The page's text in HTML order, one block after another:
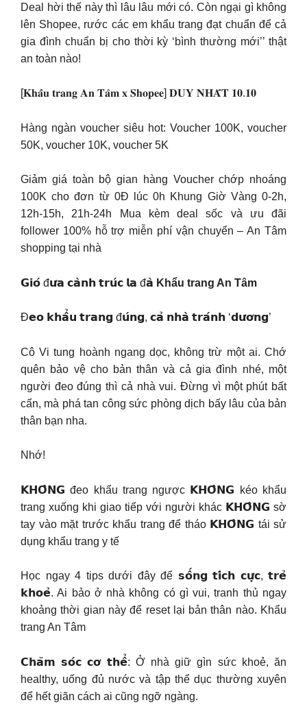
Deal hời thế này thì lâu lâu mới có. Còn ngại gì không
lên Shopee, rước các em khẩu trang đạt chuẩn để cả
gia đình chuẩn bị cho thời kỳ ‘bình thường mới’’ thật
an toàn nào!
[𝐊𝐡𝐚̂̉𝐮 𝐭𝐫𝐚𝐧𝐠 𝐀𝐧 𝐓𝐚̂𝐦 𝐱 𝐒𝐡𝐨𝐩𝐞𝐞] 𝐃𝐔𝐘 𝐍𝐇𝐀̂́𝐓 𝟏𝟎.𝟏𝟎
Hàng ngàn voucher siêu hot: Voucher 100K, voucher
50K, voucher 10K, voucher 5K
Giảm giá toàn bộ gian hàng Voucher chớp nhoáng
100K cho đơn từ 0Đ lúc 0h Khung Giờ Vàng 0-2h,
12h-15h, 21h-24h Mua kèm deal sốc và ưu đãi
follower 100% hỗ trợ miễn phí vận chuyển – An Tâm
shopping tại nhà
𝗚𝗶𝗼́ đ𝘂̛𝗮 𝗰𝗮̀𝗻𝗵 𝘁𝗿𝘂́𝗰 𝗹𝗮 đ𝗮̀ Khẩu trang An Tâm
Đ𝗲𝗼 𝗸𝗵𝗮̂̉𝘂 𝘁𝗿𝗮𝗻𝗴 đ𝘂́𝗻𝗴, 𝗰𝗮̉ 𝗻𝗵𝗮̀ 𝘁𝗿𝗮́𝗻𝗵 ‘𝗱𝘂̛𝗼̛𝗻𝗴’
Cô Vi tung hoành ngang dọc, không trừ một ai. Chớ
quên bảo vệ cho bản thân và cả gia đình nhé, một
người đeo đúng thì cả nhà vui. Đừng vì một phút bất
cẩn, mà phá tan công sức phòng dịch bấy lâu của bản
thân bạn nha.
Nhớ!
𝗞𝗛𝗢̂𝗡𝗚 đeo khẩu trang ngược 𝗞𝗛𝗢̂𝗡𝗚 kéo khẩu
trang xuống khi giao tiếp với người khác 𝗞𝗛𝗢̂𝗡𝗚 sờ
tay vào mặt trước khẩu trang để tháo 𝗞𝗛𝗢̂𝗡𝗚 tái sử
dụng khẩu trang y tế
Học ngay 4 tips dưới đây để 𝘀𝗼̂́𝗻𝗴 𝘁𝗶́𝗰𝗵 𝗰𝘂̛̣𝗰, 𝘁𝗿𝗲̉
𝗸𝗵𝗼𝗲̉. Ai bảo ở nhà không có gì vui, tranh thủ ngay
khoảng thời gian này để reset lại bản thân nào. Khẩu
trang An Tâm
𝗖𝗵𝗮̆𝗺 𝘀𝗼́𝗰 𝗰𝗼̛ 𝘁𝗵𝗲̂̉: Ở nhà giữ gìn sức khoẻ, ăn
healthy, uống đủ nước và tập thể dục thường xuyên
để hết giãn cách ai cũng ngỡ ngàng.